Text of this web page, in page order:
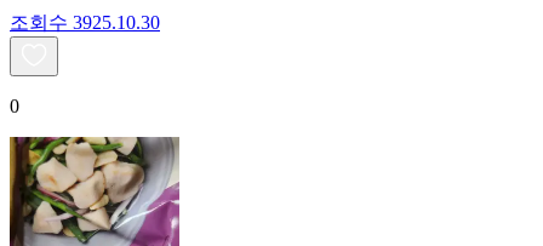
조회수 3925.10.30
0